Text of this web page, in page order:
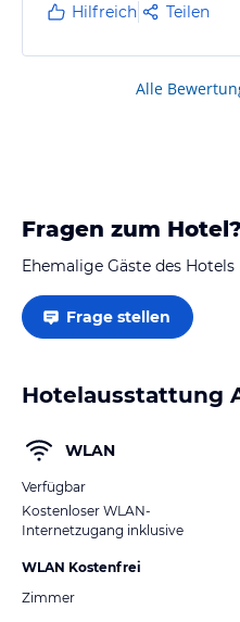
Hilfreich Teilen
Alle
Fragen zum Hotel?
Ehemalige Gäste des
Frage stellen
Hotelausstattung
WLAN
Verfügbar
Kostenloser WLAN-
Internetzugang inklusive
WLAN Kostenfrei
Zimmer